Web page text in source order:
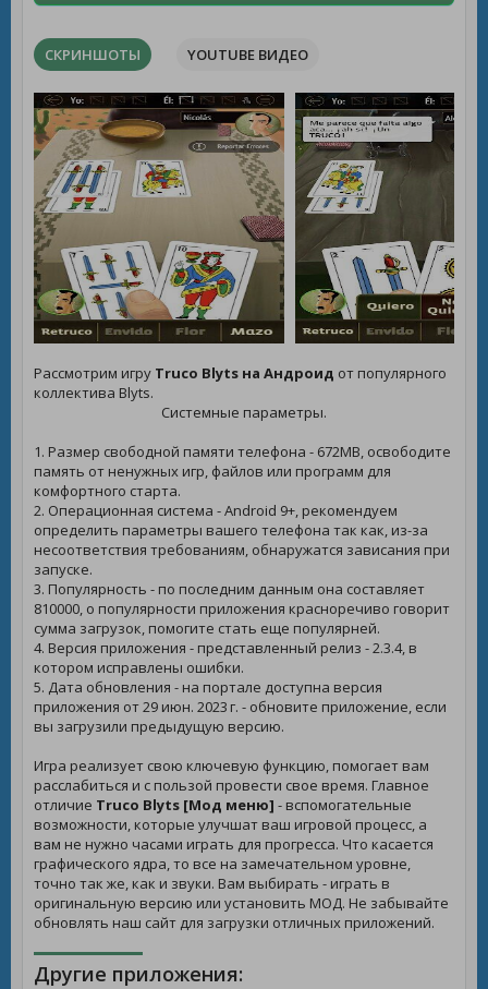
СКРИНШОТЫ YOUTUBE ВИДЕО
Рассмотрим игру Truco Blyts на Андроид от популярного
коллектива Blyts.
Системные параметры.
1. Размер свободной памяти телефона - 672MB, освободите
память от ненужных игр, файлов или программ для
комфортного старта.
2. Операционная система - Android 9+, рекомендуем
определить параметры вашего телефона так как, из-за
несоответствия требованиям, обнаружатся зависания при
запуске.
3. Популярность - по последним данным она составляет
810000, о популярности приложения красноречиво говорит
сумма загрузок, помогите стать еще популярней.
4. Версия приложения - представленный релиз - 2.3.4, в
котором исправлены ошибки.
5. Дата обновления - на портале доступна версия
приложения от 29 июн. 2023 г. - обновите приложение, если
вы загрузили предыдущую версию.
Игра реализует свою ключевую функцию, помогает вам
расслабиться и с пользой провести свое время. Главное
отличие Truco Blyts [Мод меню] - вспомогательные
возможности, которые улучшат ваш игровой процесс, а
вам не нужно часами играть для прогресса. Что касается
графического ядра, то все на замечательном уровне,
точно так же, как и звуки. Вам выбирать - играть в
оригинальную версию или установить МОД. Не забывайте
обновлять наш сайт для загрузки отличных приложений.
Другие приложения: